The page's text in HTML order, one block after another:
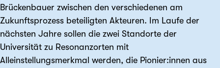
Brückenbauer zwischen den verschiedenen am
Zukunftsprozess beteiligten Akteuren. Im Laufe der
nächsten Jahre sollen die zwei Standorte der
Universität zu Resonanzorten mit
Alleinstellungsmerkmal werden, die Pionier:innen aus